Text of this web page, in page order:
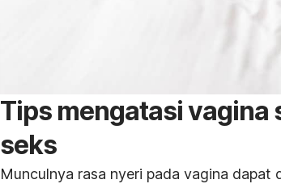
Tips mengatasi
seks
Munculnya rasa nyeri pada vagina